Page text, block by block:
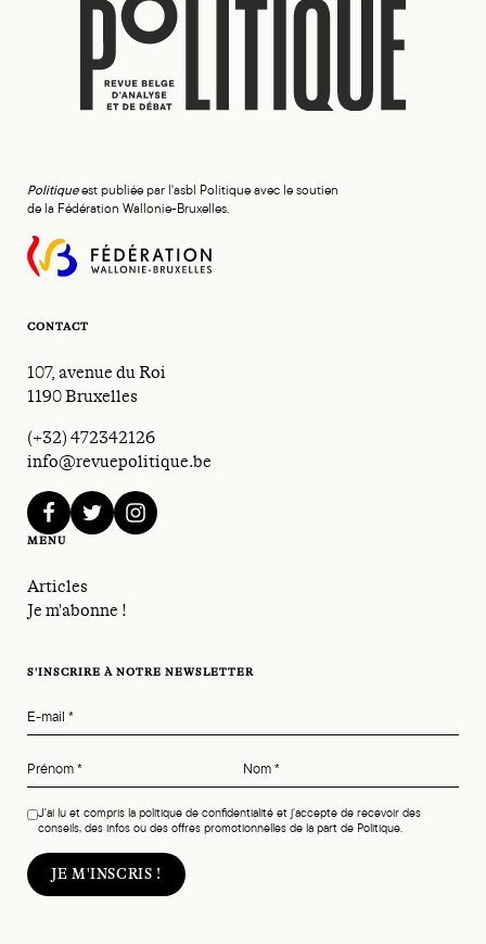
Politiqueest publiée par l'asbl Politique avec le soutien
de la Fédération Wallonie-Bruxelles.
CONTACT
107, avenue du Roi
1190 Bruxelles
(+32) 472342126
info@revuepolitique.be
facebooktwitterinstagram
MENU
Articles
Je m'abonne !
S'INSCRIRE À NOTRE NEWSLETTER
E-mail *
Prénom* Nom*
J'ai lu et compris la politique de confidentialité et j'accepte de recevoir des
conseils, des infos ou des offres promotionnelles de la part de Politique.